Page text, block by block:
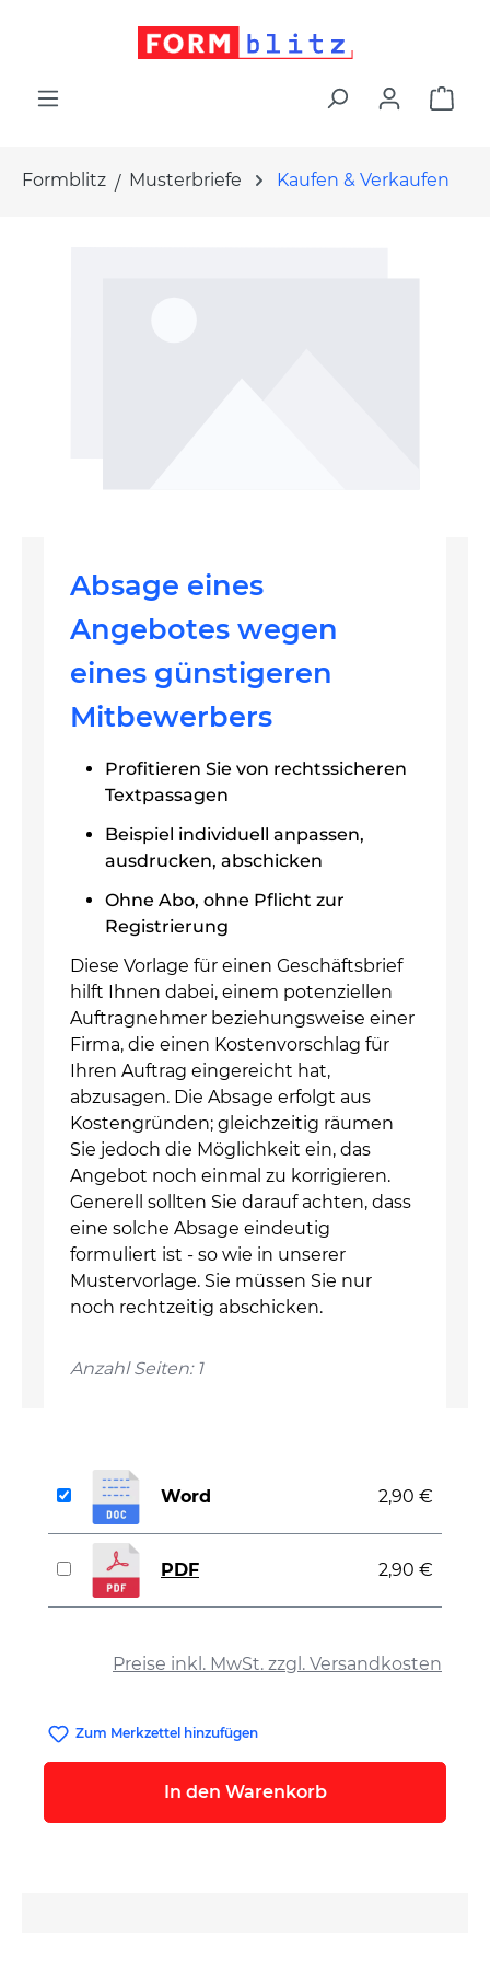
Formblitz Musterbriefe Kaufen & Verkaufen
Absage eines
Angebotes wegen
eines günstigeren
Mitbewerbers
Profitieren Sie von rechtssicheren
Textpassagen
Beispiel individuell anpassen,
ausdrucken, abschicken
Ohne Abo, ohne Pflicht zur
Registrierung
Diese Vorlage für einen Geschäftsbrief
hilft Ihnen dabei, einem potenziellen
Auftragnehmer beziehungsweise einer
Firma, die einen Kostenvorschlag für
Ihren Auftrag eingereicht hat,
abzusagen. Die Absage erfolgt aus
Kostengründen; gleichzeitig räumen
Sie jedoch die Möglichkeit ein, das
Angebot noch einmal zu korrigieren.
Generell sollten Sie darauf achten, dass
eine solche Absage eindeutig
formuliert ist - so wie in unserer
Mustervorlage. Sie müssen Sie nur
noch rechtzeitig abschicken.
Anzahl Seiten: 1
Preise inkl. MwSt. zzgl. Versandkosten
Word 2,90 €
PDF 2,90 €
Zum Merkzettel hinzufügen
In den Warenkorb